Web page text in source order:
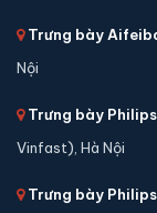
Trưng bày
Nội
Trưng bày
Vinfast), Hà Nội
Trưng bày